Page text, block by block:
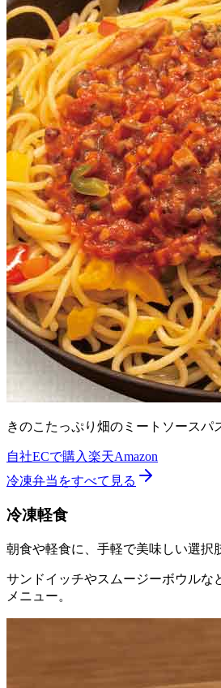
きのこたっぷり畑のミートソースパ
自社ECで購入楽天Amazon
冷凍弁当 をすべて見る
冷凍軽食
朝食や軽食に、手軽で美味しい選択
サンドイッチやスムージーボウルな
メニュー。